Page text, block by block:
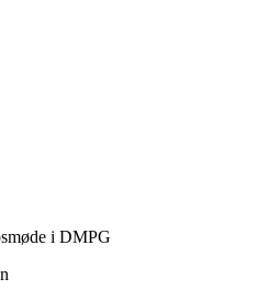
i DMPG